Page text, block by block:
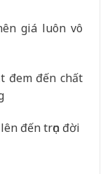
giá luôn vô
đem đến chất
đến trọn đời